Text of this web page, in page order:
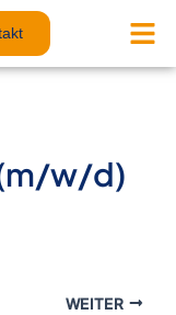
w/d)
WEITER